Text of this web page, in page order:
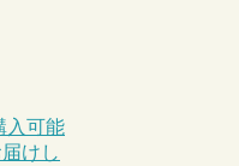
入可能
けし